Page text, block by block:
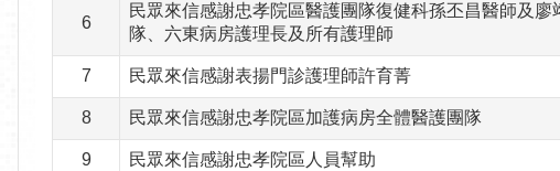
6
民眾來信感謝忠孝院區醫護團隊復健科孫丕昌醫師及
隊、六東病房護理長及所有護理師
7 民眾來信感謝表揚門診護理師許育菁
8 民眾來信感謝忠孝院區加護病房全體醫護團隊
9 民眾來信感謝忠孝院區人員幫助